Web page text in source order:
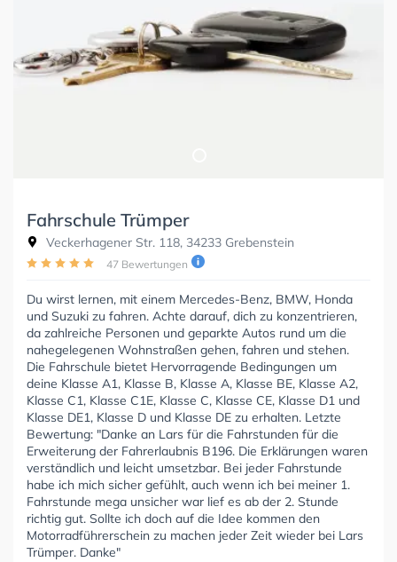
Fahrschule Trümper
Veckerhagener Str. 118, 34233 Grebenstein
47 Bewertungen
Du wirst lernen, mit einem Mercedes-Benz, BMW, Honda
und Suzuki zu fahren. Achte darauf, dich zu konzentrieren,
da zahlreiche Personen und geparkte Autos rund um die
nahegelegenen Wohnstraßen gehen, fahren und stehen.
Die Fahrschule bietet Hervorragende Bedingungen um
deine Klasse A1, Klasse B, Klasse A, Klasse BE, Klasse A2,
Klasse C1, Klasse C1E, Klasse C, Klasse CE, Klasse D1 und
Klasse DE1, Klasse D und Klasse DE zu erhalten. Letzte
Bewertung: "Danke an Lars für die Fahrstunden für die
Erweiterung der Fahrerlaubnis B196. Die Erklärungen waren
verständlich und leicht umsetzbar. Bei jeder Fahrstunde
habe ich mich sicher gefühlt, auch wenn ich bei meiner 1.
Fahrstunde mega unsicher war lief es ab der 2. Stunde
richtig gut. Sollte ich doch auf die Idee kommen den
Motorradführerschein zu machen jeder Zeit wieder bei Lars
Trümper. Danke"